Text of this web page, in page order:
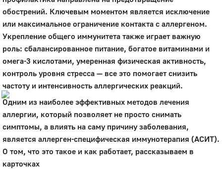
Город
Глазов
муниципального
История
Настоящее
Стратегия
Гостям
Жителям
Бизнесу
обострений. Ключевым моментом является исключение
или максимальное ограничение контакта с аллергеном.
Укрепление общего иммунитета также играет важную
роль: сбалансированное питание, богатое витаминами и
омега-3 кислотами, умеренная физическая активность,
контроль уровня стресса — все это помогает снизить
частоту и интенсивность аллергических реакций.
Одним из наиболее эффективных методов лечения
аллергии, который позволяет не просто снимать
симптомы, а влиять на саму причину заболевания,
является аллерген-специфическая иммунотерапия (АСИТ).
О том, что это такое и как работает, рассказываем в
карточках